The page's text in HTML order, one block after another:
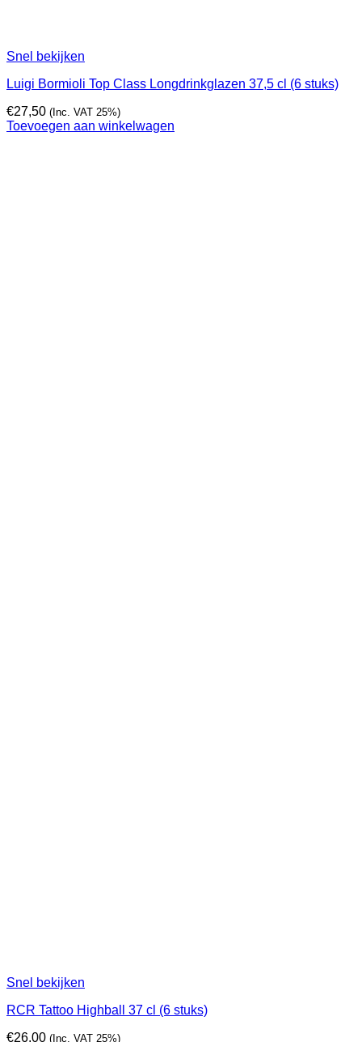
Snel bekijken
Luigi Bormioli Top Class Longdrinkglazen 37,5 cl (6 stuks)
€27,50 (Inc. VAT 25%)
Toevoegen aan winkelwagen
Snel bekijken
RCR Tattoo Highball 37 cl (6 stuks)
€26,00 (Inc. VAT 25%)